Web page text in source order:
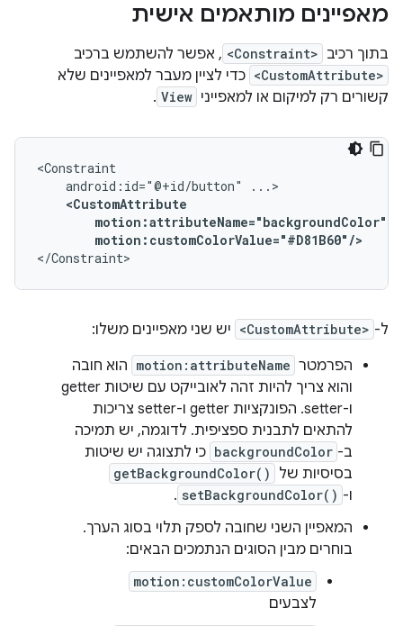
מאפיינים מותאמים אישית
בתוך רכיב <Constraint> , אפשר להשתמש ברכיב
<CustomAttribute> כדי לציין מעבר למאפיינים שלא
קשורים רק למיקום או למאפייני View
.
android:id="@+id/button"
motion:customColorValue="#D81B60"/>
</Constraint>
ל- <CustomAttribute> יש שני מאפיינים משלו:
הפרמטר motion:attributeName הוא חובה
והוא צריך להיות זהה לאובייקט עם שיטות getter
ו-setter. הפונקציות getter ו-setter צריכות
להתאים לתבנית ספציפית. לדוגמה, יש תמיכה
ב- backgroundColor כי לתצוגה יש שיטות
בסיסיות של
getBackgroundColor()
ו- setBackgroundColor()
.
המאפיין השני שחובה לספק תלוי בסוג הערך.
בוחרים מבין הסוגים הנתמכים הבאים:
motion:customColorValue
לצבעים